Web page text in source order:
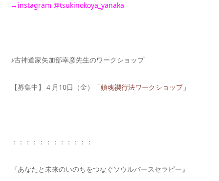
→ instagram @tsukinokoya_yanaka
♪古神道家矢加部幸彦先生のワークショップ
【募集中】４月10日（金）「鎮魂禊行法ワークショップ」
：：：：：：：：：：：：
『あなたと未来のいのちをつなぐソウルバースセラピー』